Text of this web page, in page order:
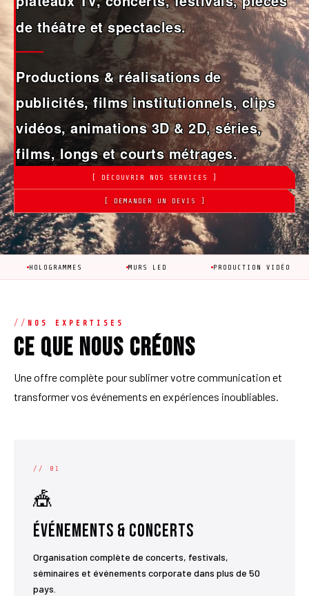
de théâtre et spectacles.
Productions & réalisations de
publicités, films institutionnels, clips
vidéos, animations 3D & 2D, séries,
films, longs et courts métrages.
[ DÉCOUVRIR NOS SERVICES ]
[ DEMANDER UN DEVIS ]
PRODUCTION VIDÉO
NOS EXPERTISES
Ce que nous créons
Une offre complète pour sublimer votre communication et
transformer vos événements en expériences inoubliables.
// 01
🎪
Événements & Concerts
Organisation complète de concerts, festivals,
séminaires et événements corporate dans plus de 50
pays.